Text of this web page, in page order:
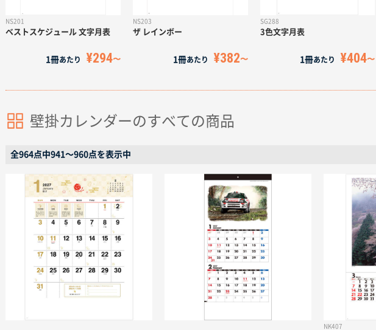
NS201
ベストスケジュール 文字月表
1冊あたり ¥294
NS203
ザ レインボー
1冊あたり ¥382
SG288
3色文字月表
1冊あたり ¥404
壁掛カレンダーのすべての商品
全964点中941〜960点を表示中
NK407